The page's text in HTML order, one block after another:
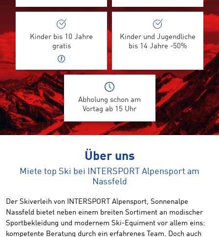
Kinder bis 10 Jahre
gratis
Kinder und Jugendliche
bis 14 Jahre -50%
Abholung schon am
Vortag ab 15 Uhr
Über uns
Miete top Ski bei INTERSPORT Alpensport am
Nassfeld
Der Skiverleih von INTERSPORT Alpensport, Sonnenalpe
Nassfeld bietet neben einem breiten Sortiment an modischer
Sportbekleidung und modernem Ski-Equiment vor allem eins:
kompetente Beratung durch ein erfahrenes Team. Doch auch